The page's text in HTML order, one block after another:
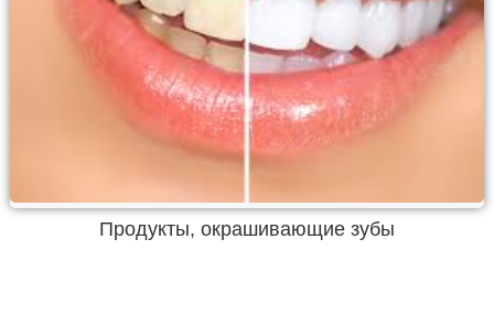
Продукты, окрашивающие зубы